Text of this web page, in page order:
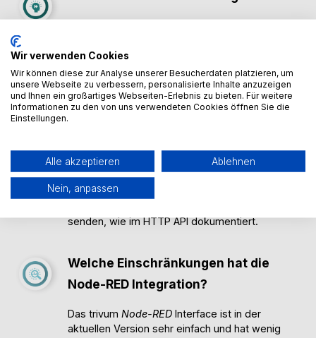
sehr viele verschiedene Geräte, Dienste etc. in
eine Automationslösung integrieren. Dabeiist
Node-REDkostenlos und kann schon auf einem
Raspberry PI installiert werden.
Integration nutzen?
Das trivum
senden, wie im HTTP API dokumentiert.
Welche Einschränkungen hat die
Node-RED Integration?
Das trivum Node-RED Interface ist in der
aktuellen Version sehr einfach und hat wenig
Wir verwenden Cookies
Wir können diese zur Analyse unserer Besucherdaten platzieren, um
unsere Webseite zu verbessern, personalisierte Inhalte anzuzeigen
und Ihnen ein großartiges Webseiten-Erlebnis zu bieten. Für weitere
Informationen zu den von uns verwendeten Cookies öffnen Sie die
Einstellungen.
Alle akzeptieren Ablehnen
Nein, anpassen